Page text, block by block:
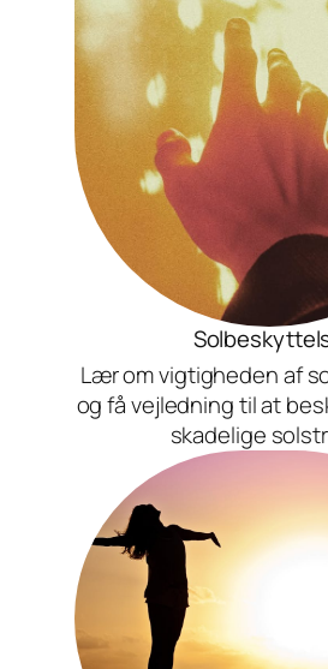
Lær om vigtigheden af
og få vejledning til at
skadelige